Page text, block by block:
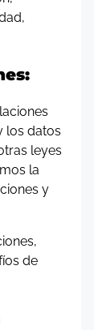
los datos
leyes
la
y
de